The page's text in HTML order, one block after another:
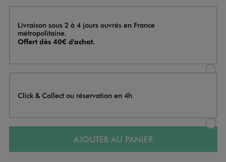
Livraison
Livraison sous 2 à 4 jours ouvrés en France
métropolitaine.
Offert dès 40€ d'achat.
Click & Collect ou réservation en 4h
AJOUTER AU PANIER